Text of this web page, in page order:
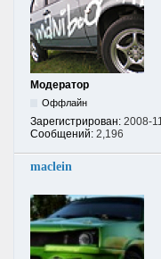
Модератор
Оффлайн
Зарегистрирован: 2008-
Сообщений: 2,196
maclein